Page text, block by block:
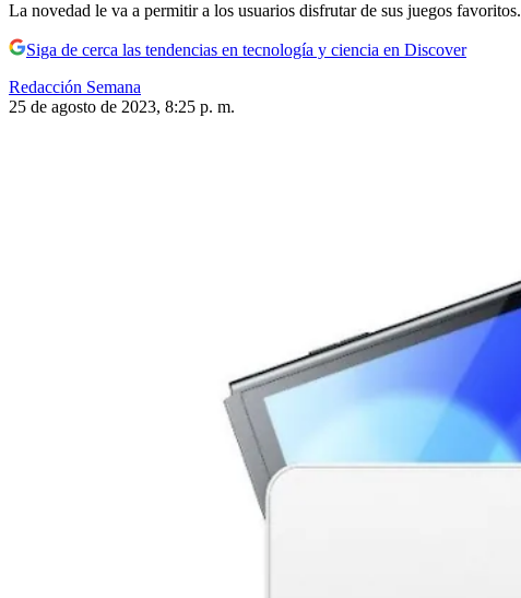
La novedad le va a permitir a los usuarios disfrutar de sus juegos favoritos.
Siga de cerca las tendencias en tecnología y ciencia en Discover
Redacción Semana
25 de agosto de 2023, 8:25 p. m.